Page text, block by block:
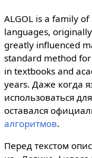
ALGOL is a family
languages,
greatly influenced
standard method
in textbooks and
years. Даже когда
использоваться
оставался
алгоритмов.
Перед текстом